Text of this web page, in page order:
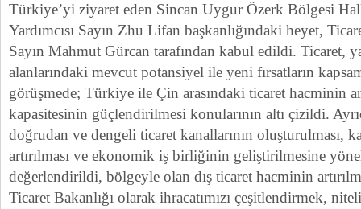
Türkiye’yi ziyaret eden Sincan Uygur Özerk Bölgesi
Yardımcısı Sayın Zhu Lifan başkanlığındaki heyet,
Sayın Mahmut Gürcan tarafından kabul edildi. Ticaret,
alanlarındaki mevcut potansiyel ile yeni fırsatların
görüşmede; Türkiye ile Çin arasındaki ticaret hacminin
kapasitesinin güçlendirilmesi konularının altı çizildi.
doğrudan ve dengeli ticaret kanallarının oluşturulması,
artırılması ve ekonomik iş birliğinin geliştirilmesine
değerlendirildi, bölgeyle olan dış ticaret hacminin
Ticaret Bakanlığı olarak ihracatımızı çeşitlendirmek,